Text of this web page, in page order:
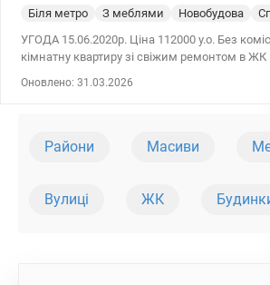
Біля метро З меблями Новобудова
УГОДА 15.06.2020р. Ціна 112000 у.о. Без
кімнатну квартиру зі свіжим ремонтом в ЖК
комплексу відеоспостереження з
концепцією місто в місті - потрапивши до
Оновлено: 31.03.2026
Райони Масиви
Вулиці ЖК